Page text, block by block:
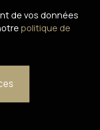
de vos données
politique de